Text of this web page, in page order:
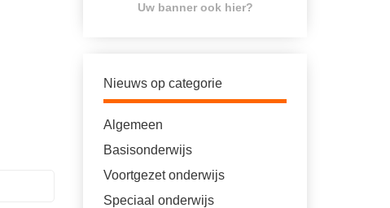
Uw banner ook hier?
Nieuws op categorie
Algemeen
Basisonderwijs
Voortgezet onderwijs
Speciaal onderwijs